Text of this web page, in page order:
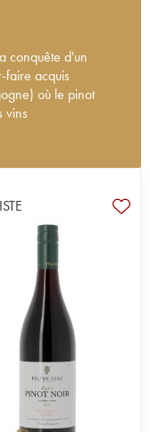
conquête d'un
faire acquis
où le pinot
vins
Otago, le
éclatante.
associé au
s'est hissé au
noir, au point
Ses quatre
Calvert et
et certifiés
Road l'un
Nouvelle-
nés
et de nuits
Otago.